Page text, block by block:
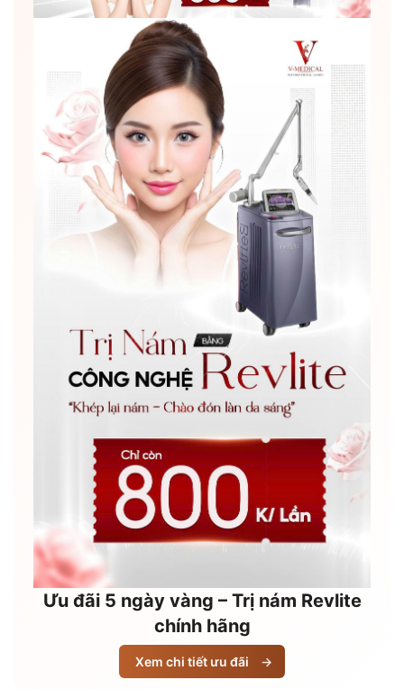
Ưu đãi 5 ngày vàng – Trị nám Revlite
chính hãng
Xem chi tiết ưu đãi →